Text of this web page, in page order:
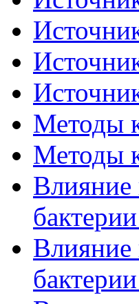
Методы
Методы
Влияние
Влияние